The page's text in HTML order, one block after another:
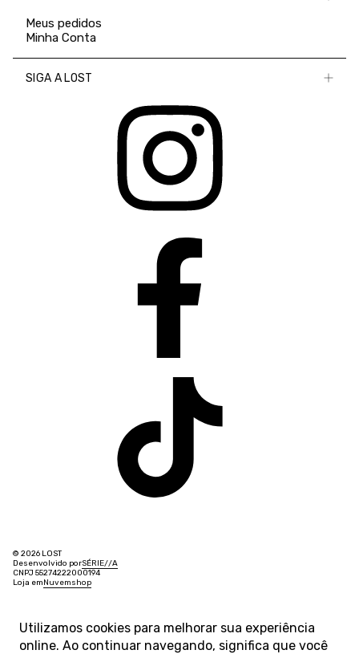
Meus pedidos
Minha Conta
SIGA A LOST
© 2026 LOST
Desenvolvido porSÉRIE//A
CNPJ 55274222000194
Loja emNuvemshop
Utilizamos cookies para melhorar sua experiência
online. Ao continuar navegando, significa que você